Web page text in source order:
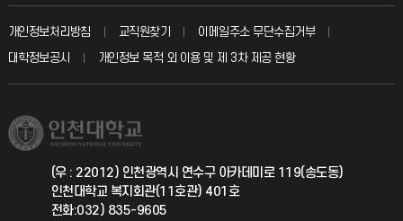
입학안내
취업정보(학생)
칭찬마당
학생서비스 지킴이
총동문회
교수회
교육혁신본부
국제지원과
공자아카데미
개인정보처리방침 교직원찾기
이메일주소 무단수집거부
대학정보공시
개인정보 목적 외 이용 및 제 3차 제공 현황
(우 : 22012) 인천광역시 연수구 아카데미로 119(송도동)
인천대학교 복지회관(11호관) 401호
전화:032) 835-9605